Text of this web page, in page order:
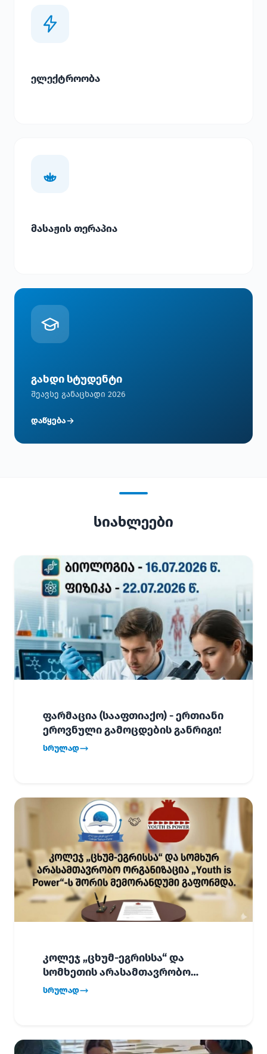
ელექტროობა
მასაჟის თერაპია
გახდი სტუდენტი
შეავსე განაცხადი 2026
დაწყება
სიახლეები
ფარმაცია (სააფთიაქო) - ერთიანი
ეროვნული გამოცდების განრიგი!
სრულად
კოლეჯ „ცხუმ-ეგრისსა“ და
სომხეთის არასამთავრობო
ორგანიზაცია „Youth is Power“-ს
სრულად